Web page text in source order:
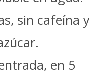
sin cafeína y
en 5